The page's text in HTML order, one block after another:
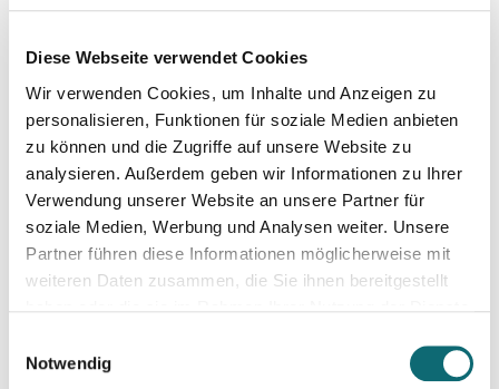
Diese Webseite verwendet Cookies
Wir verwenden Cookies, um Inhalte und Anzeigen zu
personalisieren, Funktionen für soziale Medien anbieten
zu können und die Zugriffe auf unsere Website zu
analysieren. Außerdem geben wir Informationen zu Ihrer
Verwendung unserer Website an unsere Partner für
soziale Medien, Werbung und Analysen weiter. Unsere
Partner führen diese Informationen möglicherweise mit
weiteren Daten zusammen, die Sie ihnen bereitgestellt
Notwendig
27.01.2026
18.02.2026
Interviewtraining für Journalist:innen
11.03.2026
Besser schreiben und redigieren mit KI
Ihr Social-Media-Auftritt mit Canva: Designs, die begeistern